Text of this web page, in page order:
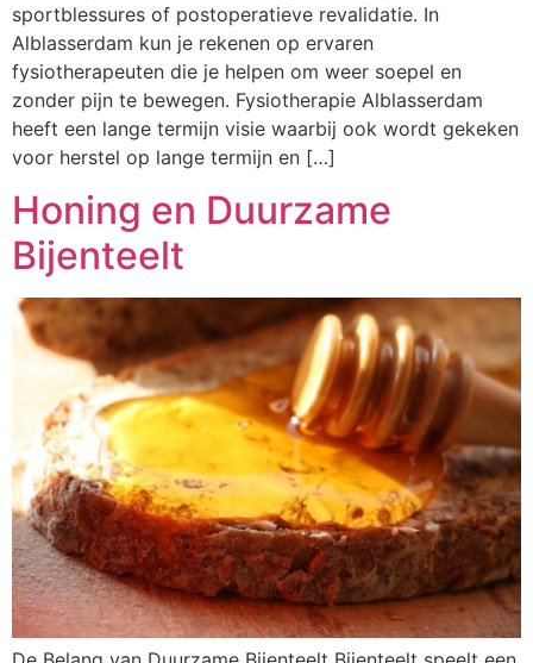
sportblessures of postoperatieve revalidatie. In
Alblasserdam kun je rekenen op ervaren
fysiotherapeuten die je helpen om weer soepel en
zonder pijn te bewegen. Fysiotherapie Alblasserdam
heeft een lange termijn visie waarbij ook wordt gekeken
voor herstel op lange termijn en […]
Honing en Duurzame
Bijenteelt